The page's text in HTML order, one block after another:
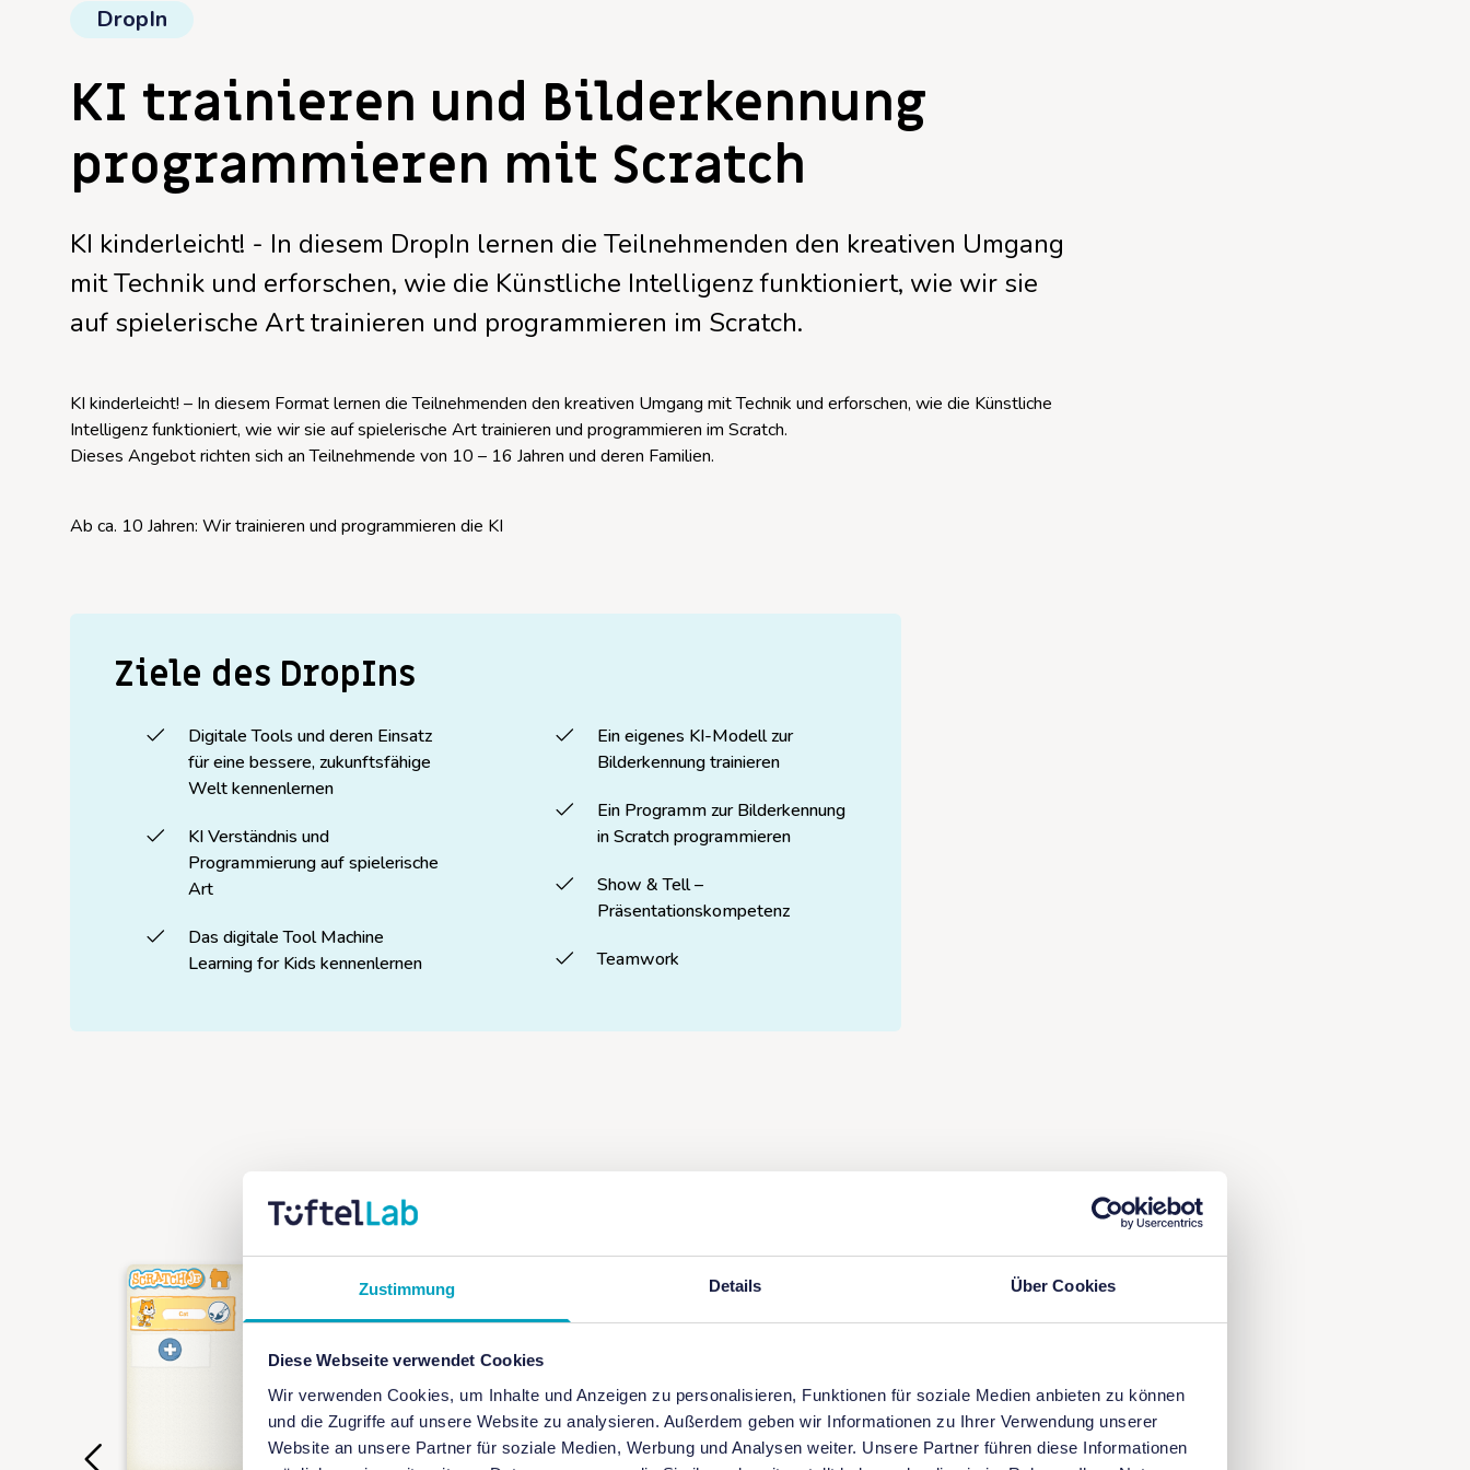
Zustimmung Details Über Cookies
Diese Webseite verwendet Cookies
Wir verwenden Cookies, um Inhalte und Anzeigen zu personalisieren, Funktionen für soziale Medien anbieten zu können
und die Zugriffe auf unsere Website zu analysieren. Außerdem geben wir Informationen zu Ihrer Verwendung unserer
Website an unsere Partner für soziale Medien, Werbung und Analysen weiter. Unsere Partner führen diese Informationen
DropIn
KI trainieren und Bilderkennung
programmieren mit Scratch
KI kinderleicht! - In diesem DropIn lernen die Teilnehmenden den kreativen Umgang
mit Technik und erforschen, wie die Künstliche Intelligenz funktioniert, wie wir sie
auf spielerische Art trainieren und programmieren im Scratch.
KI kinderleicht! – In diesem Format lernen die Teilnehmenden den kreativen Umgang mit Technik und erforschen, wie die Künstliche
Intelligenz funktioniert, wie wir sie auf spielerische Art trainieren und programmieren im Scratch.
Dieses Angebot richten sich an Teilnehmende von 10 – 16 Jahren und deren Familien.
Ab ca. 10 Jahren: Wir trainieren und programmieren die KI
Ziele des DropIns
Digitale Tools und deren Einsatz
für eine bessere, zukunftsfähige
Welt kennenlernen
KI Verständnis und
Programmierung auf spielerische
Art
Das digitale Tool Machine
Learning for Kids kennenlernen
Ein eigenes KI-Modell zur
Bilderkennung trainieren
Ein Programm zur Bilderkennung
in Scratch programmieren
Show & Tell –
Präsentationskompetenz
Teamwork
Scratch?
Scratchist eine kostenfreie,
für Kinder und Jugendliche
entwickelt wurde. Mit Scratch